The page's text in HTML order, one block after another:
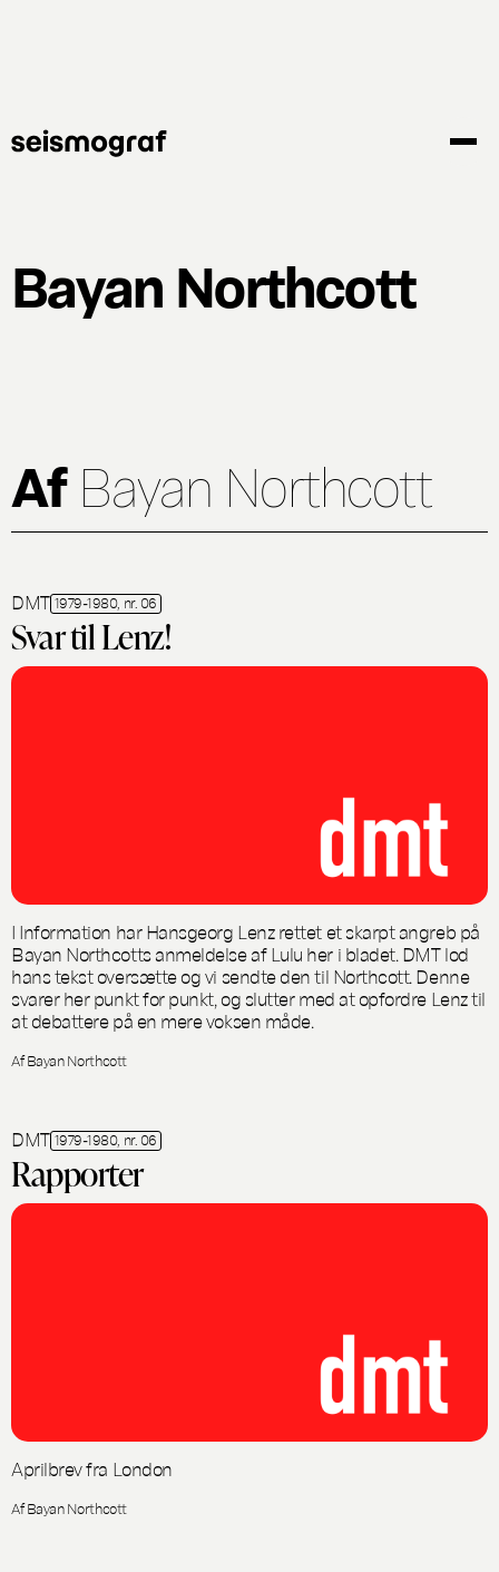
Bayan Northcott
Af Bayan Northcott
DMT 1979-1980, nr. 06
Svar til Lenz!
I Information har Hansgeorg Lenz rettet et skarpt angreb på
Bayan Northcotts anmeldelse af Lulu her i bladet. DMT lod
hans tekst oversætte og vi sendte den til Northcott. Denne
svarer her punkt for punkt, og slutter med at opfordre Lenz til
at debattere på en mere voksen måde.
Af Bayan Northcott
DMT 1979-1980, nr. 06
Rapporter
Aprilbrev fra London
Af Bayan Northcott